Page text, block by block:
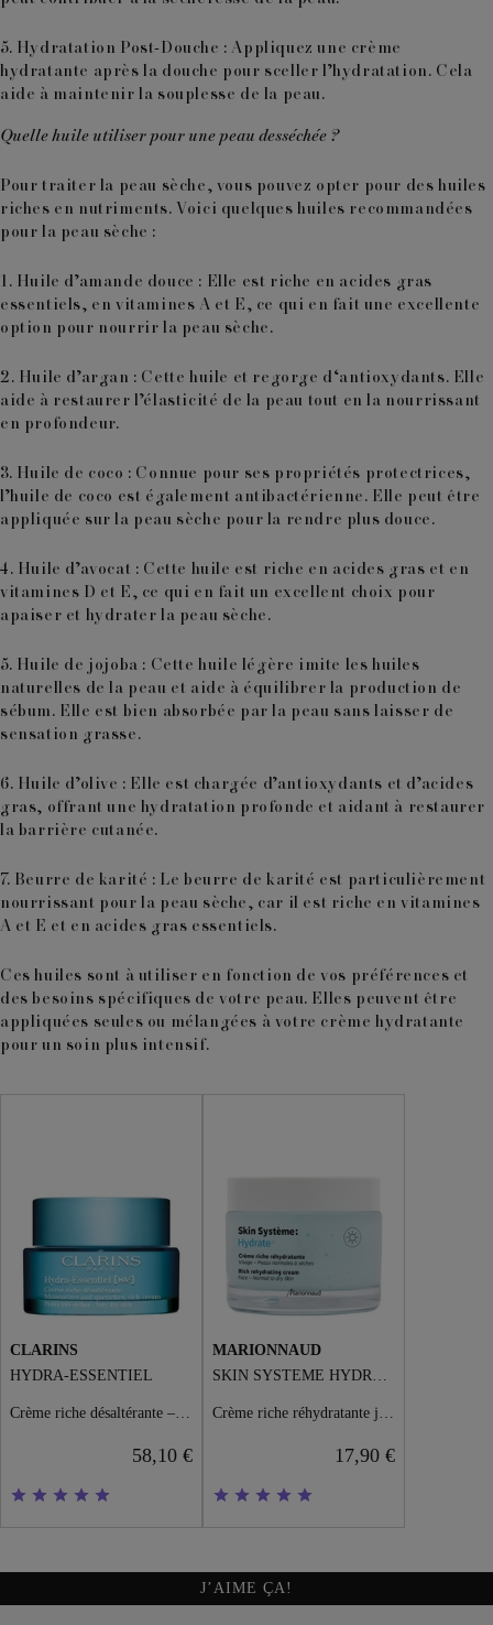
5. Hydratation Post-Douche : Appliquez une crème
hydratante après la douche pour sceller l’hydratation. Cela
aide à maintenir la souplesse de la peau.
Quelle huile utiliser pour une peau desséchée ?
Pour traiter la peau sèche, vous pouvez opter pour des huiles
riches en nutriments. Voici quelques huiles recommandées
pour la peau sèche :
1. Huile d’amande douce : Elle est riche en acides gras
essentiels, en vitamines A et E, ce qui en fait une excellente
option pour nourrir la peau sèche.
2. Huile d’argan : Cette huile et regorge d‘antioxydants. Elle
aide à restaurer l’élasticité de la peau tout en la nourrissant
en profondeur.
3. Huile de coco : Connue pour ses propriétés protectrices,
l’huile de coco est également antibactérienne. Elle peut être
appliquée sur la peau sèche pour la rendre plus douce.
4. Huile d’avocat : Cette huile est riche en acides gras et en
vitamines D et E, ce qui en fait un excellent choix pour
apaiser et hydrater la peau sèche.
5. Huile de jojoba : Cette huile légère imite les huiles
naturelles de la peau et aide à équilibrer la production de
sébum. Elle est bien absorbée par la peau sans laisser de
sensation grasse.
6. Huile d’olive : Elle est chargée d’antioxydants et d’acides
gras, offrant une hydratation profonde et aidant à restaurer
la barrière cutanée.
7. Beurre de karité : Le beurre de karité est particulièrement
nourrissant pour la peau sèche, car il est riche en vitamines
A et E et en acides gras essentiels.
Ces huiles sont à utiliser en fonction de vos préférences et
des besoins spécifiques de votre peau. Elles peuvent être
appliquées seules ou mélangées à votre crème hydratante
pour un soin plus intensif.
CLARINS
HYDRA-ESSENTIEL
Crème riche désaltérante – peaux très sèches
58,10 €
MARIONNAUD
SKIN SYSTÈME HYDRATE
Crème riche réhydratante jour
17,90 €
J’AIME ÇA!